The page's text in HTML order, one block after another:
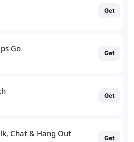
Get
Go Get
Get
Chat & Hang Out Get